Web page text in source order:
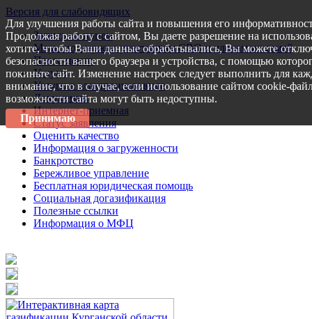
Версия для слабовидящих
Запись на прием
Меры поддержки участникам СВО и членам их семей
Пресс-центр
Услуги
Услуги в электронном виде
Документы
Интернет-приемная
Статус заявления
Оценить качество
Информация о загруженности
Банкротство
Бережливое управление
Бесплатная юридическая помощь
Социальная догазификация
Полезные ссылки
Информация о МФЦ
Для улучшения работы сайта и повышения его
Продолжая работу с сайтом, Вы даете разрешение на
хотите, чтобы Ваши данные обрабатывались, Вы можете
безопасности вашего браузера и устройства, с помощью
покиньте сайт. Изменение настроек следует выполнить для
внимание, что в случае, если использование сайтом cookie-
возможности сайта могут быть недоступны.
Принимаю